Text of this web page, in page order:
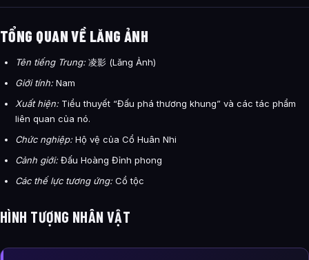
TỔNG QUAN VỀ LĂNG ẢNH
Tên tiếng Trung:凌影 (Lăng Ảnh)
Giới tính:Nam
Xuất hiện:Tiểu thuyết “Đấu phá thương khung” và các tác phẩm
liên quan của nó.
Chức nghiệp:Hộ vệ của Cổ Huân Nhi
Cảnh giới:Đấu Hoàng Đỉnh phong
Các thế lực tương ứng:Cổ tộc
HÌNH TƯỢNG NHÂN VẬT